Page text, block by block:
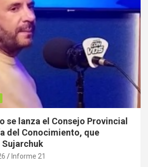
se lanza el Consejo Provincial
del Conocimiento, que
Informe 21